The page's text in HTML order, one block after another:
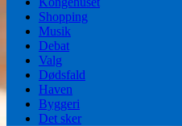
Shopping
Musik
Debat
Valg
Dødsfald
Haven
Byggeri
Det sker